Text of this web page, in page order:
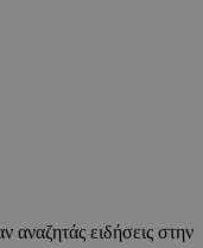
αναζητάς ειδήσεις στην